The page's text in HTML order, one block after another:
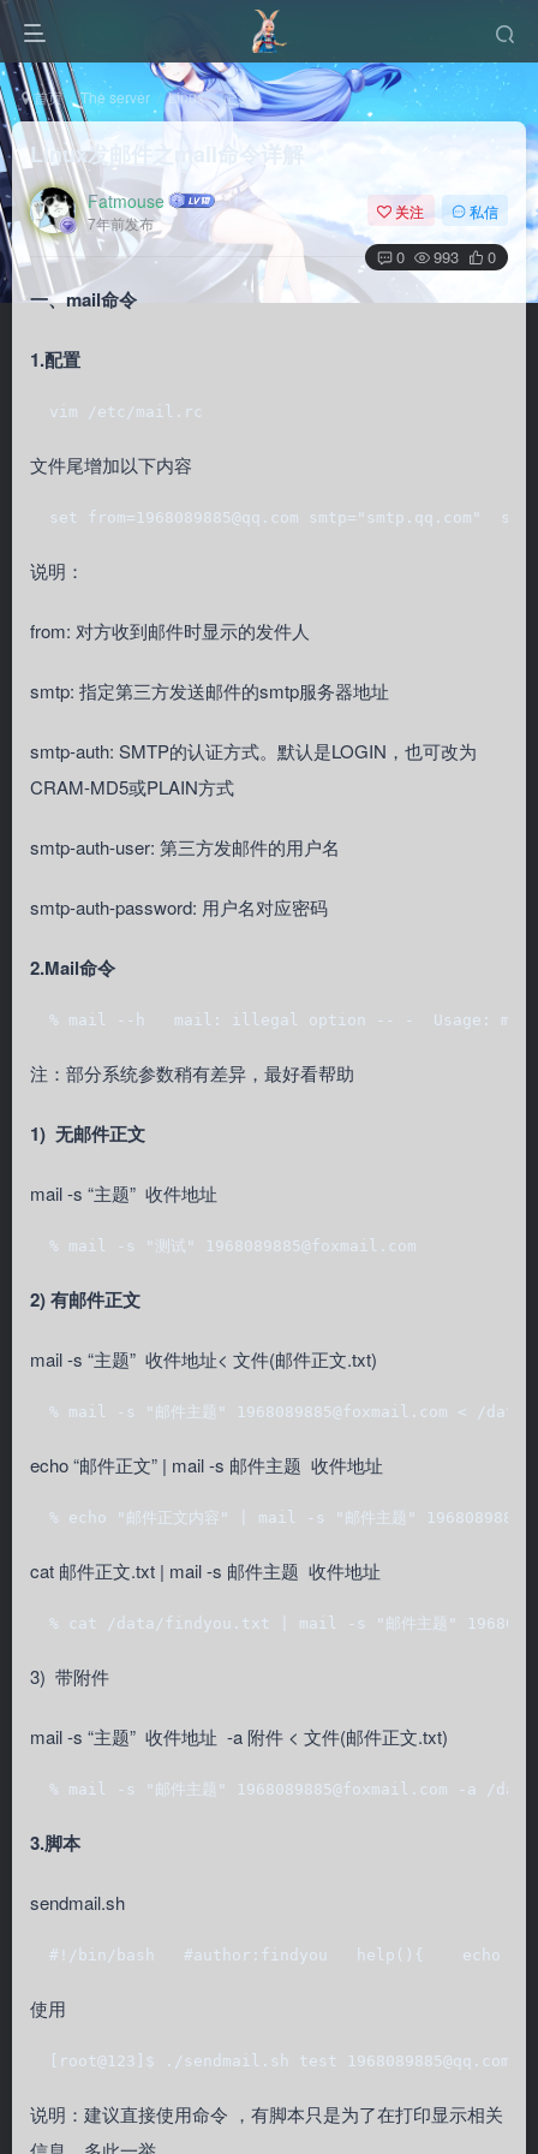
首页 The server Linux 正文
Linux发邮件之mail命令详解
Fatmouse
7年前发布
关注 私信
0 993 0
一、mail命令
1.配置
  vim /etc/mail.rc
文件尾增加以下内容
set from=1968089885@qq.com smtp="smtp.qq.com"
说明：
from: 对方收到邮件时显示的发件人
smtp: 指定第三方发送邮件的smtp服务器地址
smtp-auth: SMTP的认证方式。默认是LOGIN，也可改为
CRAM-MD5或PLAIN方式
smtp-auth-user: 第三方发邮件的用户名
smtp-auth-password: 用户名对应密码
2.Mail命令
% mail --h   mail: illegal option -- -  Usage:
注：部分系统参数稍有差异，最好看帮助
1) 无邮件正文
mail -s “主题” 收件地址
  % mail -s "测试" 1968089885@foxmail.com
2) 有邮件正文
mail -s “主题” 收件地址< 文件(邮件正文.txt)
% mail -s "邮件主题" 1968089885@foxmail.com < /
echo “邮件正文” | mail -s 邮件主题 收件地址
% echo "邮件正文内容" | mail -s "邮件主题"
cat 邮件正文.txt | mail -s 邮件主题 收件地址
% cat /data/findyou.txt | mail -s "邮件主题"
3) 带附件
mail -s “主题” 收件地址 -a 附件 < 文件(邮件正文.txt)
% mail -s "邮件主题" 1968089885@foxmail.com -a /
3.脚本
sendmail.sh
#!/bin/bash   #author:findyou   help(){    echo
使用
[root@123]$ ./sendmail.sh test 1968089885@qq.com
说明：建议直接使用命令 ，有脚本只是为了在打印显示相关